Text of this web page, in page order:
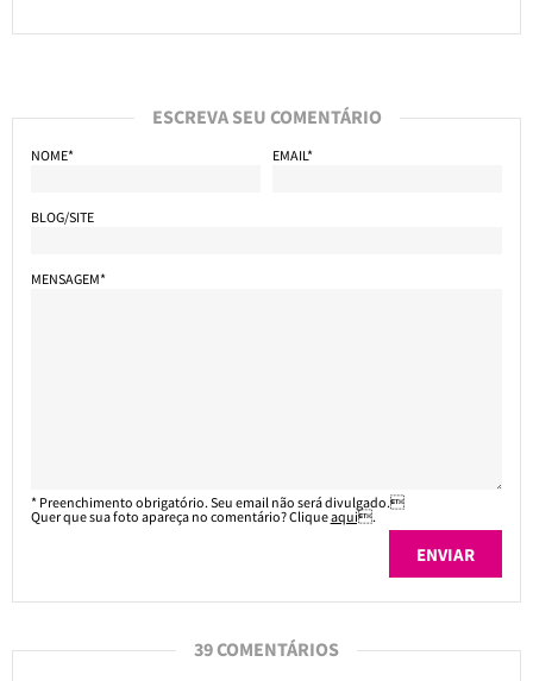
ESCREVA SEU COMENTÁRIO
NOME* EMAIL*
BLOG/SITE
MENSAGEM*
* Preenchimento obrigatório. Seu email não será divulgado.
Quer que sua foto apareça no comentário? Cliqueaqui.
39 COMENTÁRIOS